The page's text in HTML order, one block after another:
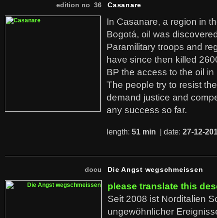
edition no_36 Casanare
In Casanare, a region in
Bogotá, oil was
Paramilitary troops and
have since then killed
BP the access to the oil in
The people try to resist
demand justice and
any success so far.
length: 51 min | date: 27-12-
docu Die Angst wegschmeissen
please translate this
Seit 2008 ist Norditalien
ungewöhnlicher